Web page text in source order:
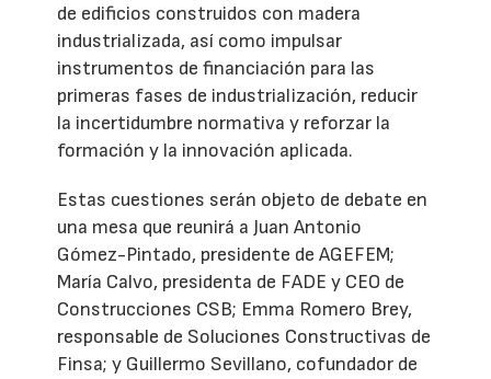
de edificios construidos con madera
industrializada, así como impulsar
instrumentos de financiación para las
primeras fases de industrialización, reducir
la incertidumbre normativa y reforzar la
formación y la innovación aplicada.
Estas cuestiones serán objeto de debate en
una mesa que reunirá a Juan Antonio
Gómez-Pintado, presidente de AGEFEM;
María Calvo, presidenta de FADE y CEO de
Construcciones CSB; Emma Romero Brey,
responsable de Soluciones Constructivas de
Finsa; y Guillermo Sevillano, cofundador de